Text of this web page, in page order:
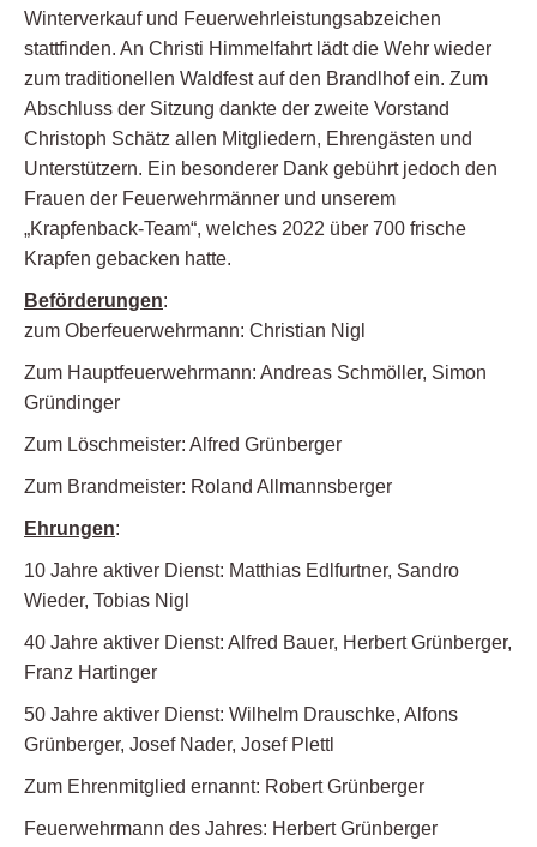
Winterverkauf und Feuerwehrleistungsabzeichen
stattfinden. An Christi Himmelfahrt lädt die Wehr wieder
zum traditionellen Waldfest auf den Brandlhof ein. Zum
Abschluss der Sitzung dankte der zweite Vorstand
Christoph Schätz allen Mitgliedern, Ehrengästen und
Unterstützern. Ein besonderer Dank gebührt jedoch den
Frauen der Feuerwehrmänner und unserem
„Krapfenback-Team“, welches 2022 über 700 frische
Krapfen gebacken hatte.
Beförderungen:
zum Oberfeuerwehrmann: Christian Nigl
Zum Hauptfeuerwehrmann: Andreas Schmöller, Simon
Gründinger
Zum Löschmeister: Alfred Grünberger
Zum Brandmeister: Roland Allmannsberger
Ehrungen:
10 Jahre aktiver Dienst: Matthias Edlfurtner, Sandro
Wieder, Tobias Nigl
40 Jahre aktiver Dienst: Alfred Bauer, Herbert Grünberger,
Franz Hartinger
50 Jahre aktiver Dienst: Wilhelm Drauschke, Alfons
Grünberger, Josef Nader, Josef Plettl
Zum Ehrenmitglied ernannt: Robert Grünberger
Feuerwehrmann des Jahres: Herbert Grünberger